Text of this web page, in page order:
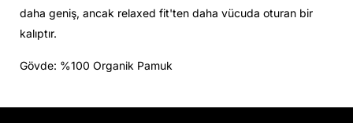
daha geniş, ancak relaxed fit'ten daha vücuda oturan bir
kalıptır.
Gövde: %100 Organik Pamuk